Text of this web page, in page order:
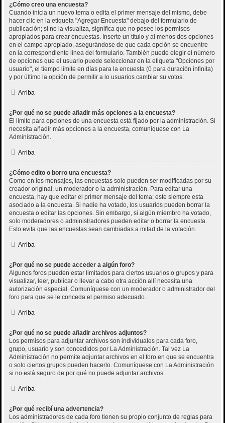
¿Cómo creo una encuesta?
Cuando inicia un nuevo tema o edita el primer mensaje del mismo, debe
hacer clic en la etiqueta "Agregar Encuesta" debajo del formulario de
publicación; si no la visualiza, significa que no posee los permisos
apropiados para crear encuestas. Inserte un título y al menos dos opciones
en el campo apropiado, asegurándose de que cada opción se encuentre
en la correspondiente línea del formulario. También puede elegir el número
de opciones que el usuario puede seleccionar en la etiqueta "Opciones por
usuario", el tiempo límite en días para la encuesta (0 para duración infinita)
y por último la opción de permitir a lo usuarios cambiar su votos.
Arriba
¿Por qué no se puede añadir más opciones a la encuesta?
El límite para opciones de una encuesta está fijado por la administración. Si
necesita añadir más opciones a la encuesta, comuníquese con La
Administración.
Arriba
¿Cómo edito o borro una encuesta?
Como en los mensajes, las encuestas solo pueden ser modificadas por su
creador original, un moderador o la administración. Para editar una
encuesta, hay que editar el primer mensaje del tema; este siempre esta
asociado a la encuesta. Si nadie ha votado, los usuarios pueden borrar la
encuesta o editar las opciones. Sin embargo, si algún miembro ha votado,
solo moderadores o administradores pueden editar o borrar la encuesta.
Esto evita que las encuestas sean cambiadas a mitad de la votación.
Arriba
¿Por qué no se puede acceder a algún foro?
Algunos foros pueden estar limitados para ciertos usuarios o grupos y para
visualizar, leer, publicar o llevar a cabo otra acción allí necesita una
autorización especial. Comuníquese con un moderador o administrador del
foro para que se le conceda el permiso adecuado.
Arriba
¿Por qué no se puede añadir archivos adjuntos?
Los permisos para adjuntar archivos son individuales para cada foro,
grupo, usuario y son concedidos por La Administración. Tal vez La
Administración no permite adjuntar archivos en el foro en que se encuentra
o solo ciertos grupos pueden hacerlo. Comuníquese con La Administración
si no está seguro de por qué no puede adjuntar archivos.
Arriba
¿Por qué recibí una advertencia?
Los administradores de cada foro tienen su propio conjunto de reglas para